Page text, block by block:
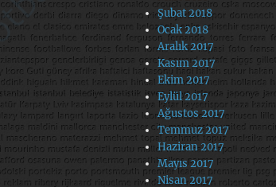
Şubat 2018
Ocak 2018
Aralık 2017
Kasım 2017
Ekim 2017
Eylül 2017
Ağustos 2017
Temmuz 2017
Haziran 2017
Mayıs 2017
Nisan 2017